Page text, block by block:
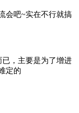
会吧~实在不行就搞
，主要是为了增进
定的